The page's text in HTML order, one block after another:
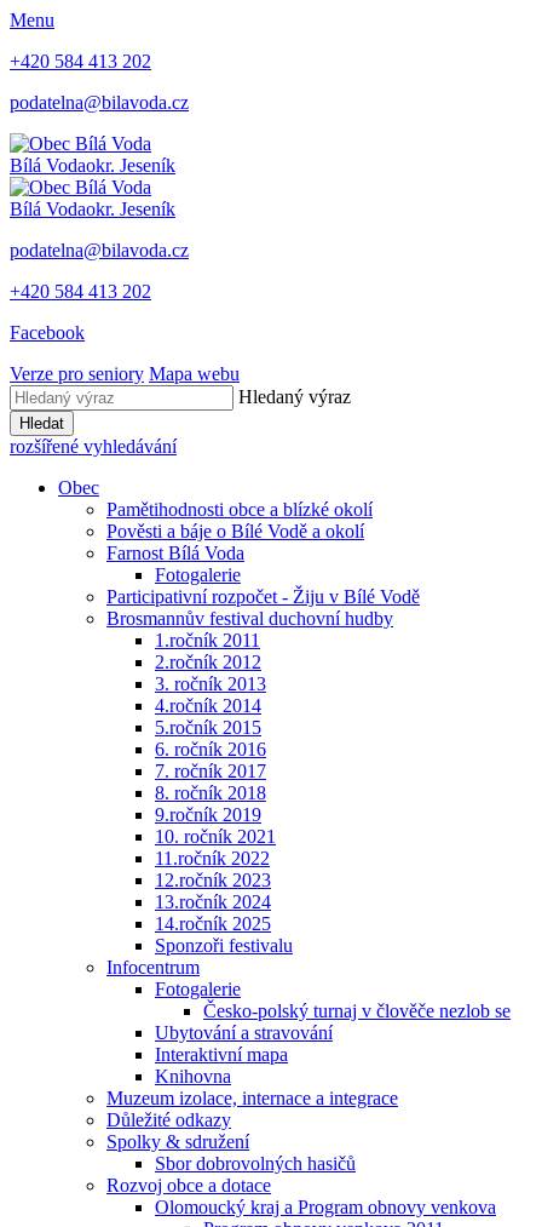
Menu
+420 584 413 202
podatelna@bilavoda.cz
Bílá Vodaokr. Jeseník
Bílá Vodaokr. Jeseník
podatelna@bilavoda.cz
+420 584 413 202
Facebook
Verze pro seniory Mapa webu
Hledaný výraz
Hledat
rozšířené vyhledávání
Obec
Pamětihodnosti obce a blízké okolí
Pověsti a báje o Bílé Vodě a okolí
Farnost Bílá Voda
Fotogalerie
Participativní rozpočet - Žiju v Bílé Vodě
Brosmannův festival duchovní hudby
1.ročník 2011
2.ročník 2012
3. ročník 2013
4.ročník 2014
5.ročník 2015
6. ročník 2016
7. ročník 2017
8. ročník 2018
9.ročník 2019
10. ročník 2021
11.ročník 2022
12.ročník 2023
13.ročník 2024
14.ročník 2025
Sponzoři festivalu
Infocentrum
Fotogalerie
Česko-polský turnaj v člověče nezlob se
Ubytování a stravování
Interaktivní mapa
Knihovna
Muzeum izolace, internace a integrace
Důležité odkazy
Spolky & sdružení
Sbor dobrovolných hasičů
Rozvoj obce a dotace
Olomoucký kraj a Program obnovy venkova